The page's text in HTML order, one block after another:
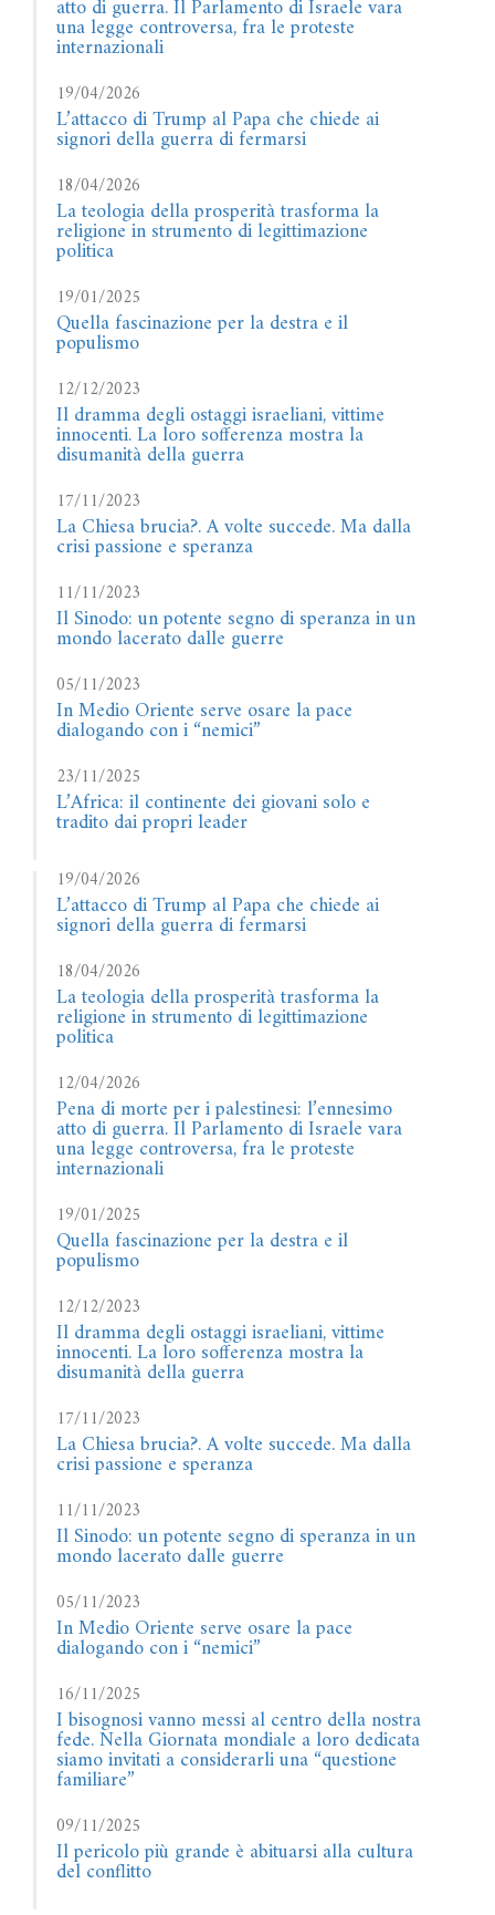
atto di guerra. Il Parlamento di Israele vara
una legge controversa, fra le proteste
internazionali
19/04/2026
L’attacco di Trump al Papa che chiede ai
signori della guerra di fermarsi
18/04/2026
La teologia della prosperità trasforma la
religione in strumento di legittimazione
politica
19/01/2025
Quella fascinazione per la destra e il
populismo
12/12/2023
Il dramma degli ostaggi israeliani, vittime
innocenti. La loro sofferenza mostra la
disumanità della guerra
17/11/2023
La Chiesa brucia?. A volte succede. Ma dalla
crisi passione e speranza
11/11/2023
Il Sinodo: un potente segno di speranza in un
mondo lacerato dalle guerre
05/11/2023
In Medio Oriente serve osare la pace
dialogando con i “nemici”
23/11/2025
L’Africa: il continente dei giovani solo e
tradito dai propri leader
19/04/2026
L’attacco di Trump al Papa che chiede ai
signori della guerra di fermarsi
18/04/2026
La teologia della prosperità trasforma la
religione in strumento di legittimazione
politica
12/04/2026
Pena di morte per i palestinesi: l’ennesimo
atto di guerra. Il Parlamento di Israele vara
una legge controversa, fra le proteste
internazionali
19/01/2025
Quella fascinazione per la destra e il
populismo
12/12/2023
Il dramma degli ostaggi israeliani, vittime
innocenti. La loro sofferenza mostra la
disumanità della guerra
17/11/2023
La Chiesa brucia?. A volte succede. Ma dalla
crisi passione e speranza
11/11/2023
Il Sinodo: un potente segno di speranza in un
mondo lacerato dalle guerre
05/11/2023
In Medio Oriente serve osare la pace
dialogando con i “nemici”
16/11/2025
I bisognosi vanno messi al centro della nostra
fede. Nella Giornata mondiale a loro dedicata
siamo invitati a considerarli una “questione
familiare”
09/11/2025
Il pericolo più grande è abituarsi alla cultura
del conflitto